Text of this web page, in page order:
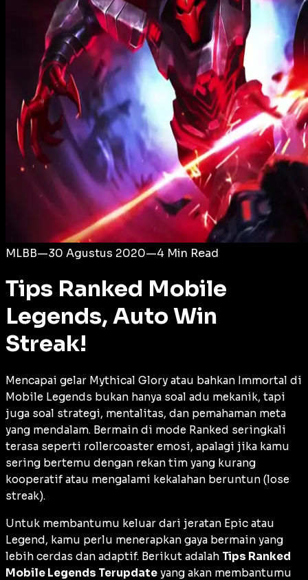
Login
MLBB—30 Agustus 2020—4 Min Read
Tips Ranked Mobile
Legends, Auto Win
Streak!
Mencapai gelar Mythical Glory atau bahkan Immortal di
Mobile Legends bukan hanya soal adu mekanik, tapi
juga soal strategi, mentalitas, dan pemahaman meta
yang mendalam. Bermain di mode Ranked seringkali
terasa seperti rollercoaster emosi, apalagi jika kamu
sering bertemu dengan rekan tim yang kurang
kooperatif atau mengalami kekalahan beruntun (lose
streak).
Untuk membantumu keluar dari jeratan Epic atau
Legend, kamu perlu menerapkan gaya bermain yang
lebih cerdas dan adaptif. Berikut adalah Tips Ranked
Mobile Legends Terupdate yang akan membantumu